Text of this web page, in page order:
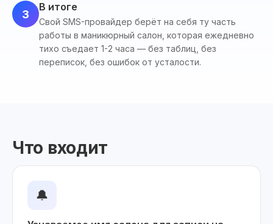
3
В итоге
Свой SMS-провайдер берёт на себя ту часть
работы в маникюрный салон, которая ежедневно
тихо съедает 1-2 часа — без таблиц, без
переписок, без ошибок от усталости.
Что входит
🔔